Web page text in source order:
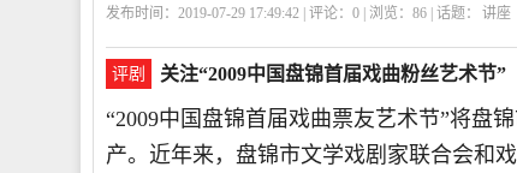
发布时间：2019-07-29 17:49:42 | 评论： 0 | 浏览： 86 | 话题： 讲座
评剧 关注“2009中国盘锦首届戏曲粉丝艺术节”
“2009中国盘锦首届戏曲票友艺术节”将盘
产。近年来，盘锦市文学戏剧家联合会和